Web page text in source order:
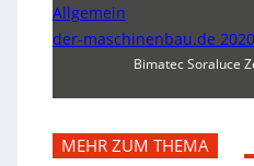
Allgemein
der-maschinenbau.de 2020
Bimatec Soraluce
MEHR ZUM THEMA